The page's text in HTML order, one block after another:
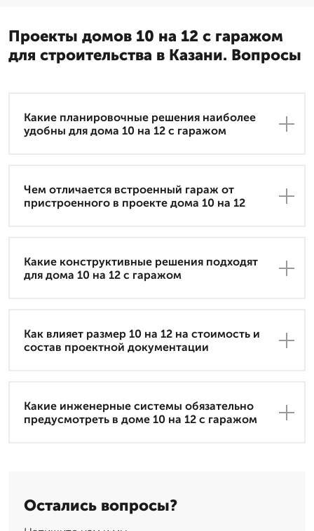
Проекты домов 10 на 12 с гаражом
для строительства в Казани. Вопросы
Какие планировочные решения наиболее
удобны для дома 10 на 12 с гаражом
Чем отличается встроенный гараж от
пристроенного в проекте дома 10 на 12
Какие конструктивные решения подходят
для дома 10 на 12 с гаражом
Как влияет размер 10 на 12 на стоимость и
состав проектной документации
Какие инженерные системы обязательно
предусмотреть в доме 10 на 12 с гаражом
Остались вопросы?